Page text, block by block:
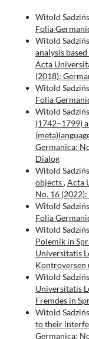
Witold
Folia
Witold
analysis
Acta
(2018):
Witold
Folia
Witold
(1742–1799)
Germanica:
Dialog
Witold
objects,Acta
No. 16
Witold
Folia
Witold
Polemik in
Universitatis
Kontroversen
Witold
Universitatis
Fremdes in
Witold
to their
Germanica: